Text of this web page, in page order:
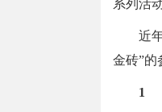
系列活
近
金砖”的
1